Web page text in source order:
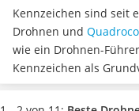
Gaming-PC
Soundbar
17-Zoll-Laptop
Satellitenschüssel
Gaming-Headset
Kennzeichen sind seit
Drohnen und
wie ein Drohnen-
Kennzeichen als
Fluggerät abheben zu
zeigen, dass hiervon